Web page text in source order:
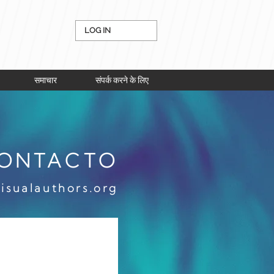
LOG IN
समाचार संपर्क करने के लिए